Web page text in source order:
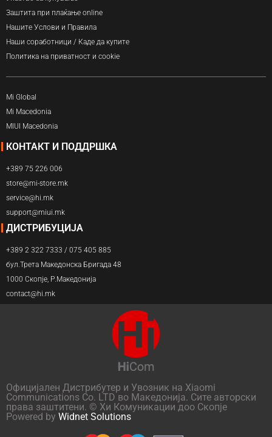
Заштита при плаќање online
Нашите Услови и Правила
Наши соработници / Каде да купите
Политика на приватност и cookie
Mi Global
Mi Macedonia
MIUI Macedonia
КОНТАКТ И ПОДДРШКА
+389 75 226 006
store@mi-store.mk
service@hi.mk
support@miui.mk
ДИСТРИБУЦИЈА
+389 2 322 7333 / 075 405 885
бул.Трета Македонска Бригада 48
1000 Скопје, Р.Македонија
contact@hi.mk
Официјален Дистрибутер и Увозник на Xiaomi
Communications Co. LTD во Македонија. Сите авторски
права заштитени. © Хи Комуникации доо Скопје
Powered by Widnet Solutions